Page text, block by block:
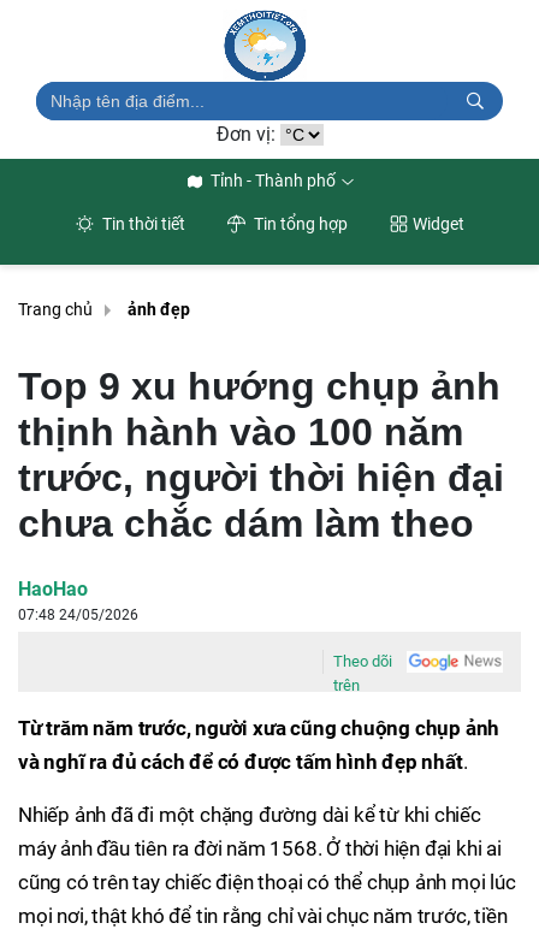
Đơn vị:
Tỉnh - Thành phố
Tin thời tiết Tin tổng hợp Widget
Trang chủ ảnh đẹp
Top 9 xu hướng chụp ảnh
thịnh hành vào 100 năm
trước, người thời hiện đại
chưa chắc dám làm theo
HaoHao
07:48 24/05/2026
Theo dõi
trên
Từ trăm năm trước, người xưa cũng chuộng chụp ảnh
và nghĩ ra đủ cách để có được tấm hình đẹp nhất.
Nhiếp ảnh đã đi một chặng đường dài kể từ khi chiếc
máy ảnh đầu tiên ra đời năm 1568. Ở thời hiện đại khi ai
cũng có trên tay chiếc điện thoại có thể chụp ảnh mọi lúc
mọi nơi, thật khó để tin rằng chỉ vài chục năm trước, tiền